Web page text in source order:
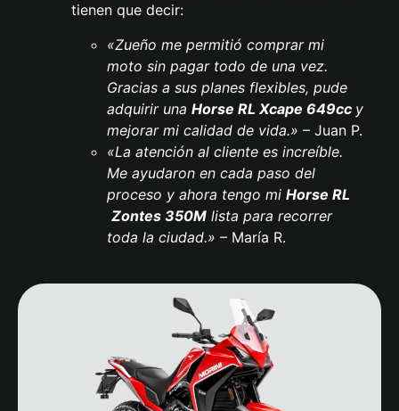
tienen que decir:
«Zueño me permitió comprar mi
moto sin pagar todo de una vez.
Gracias a sus planes flexibles, pude
adquirir una Horse RL Xcape 649cc y
mejorar mi calidad de vida.» – Juan P.
«La atención al cliente es increíble.
Me ayudaron en cada paso del
proceso y ahora tengo mi Horse RL
Zontes 350M lista para recorrer
toda la ciudad.» – María R.